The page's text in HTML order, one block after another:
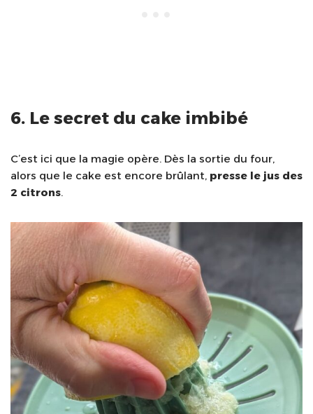
6. Le secret du cake imbibé
C’est ici que la magie opère. Dès la sortie du four,
alors que le cake est encore brûlant, presse le jus des
2 citrons.